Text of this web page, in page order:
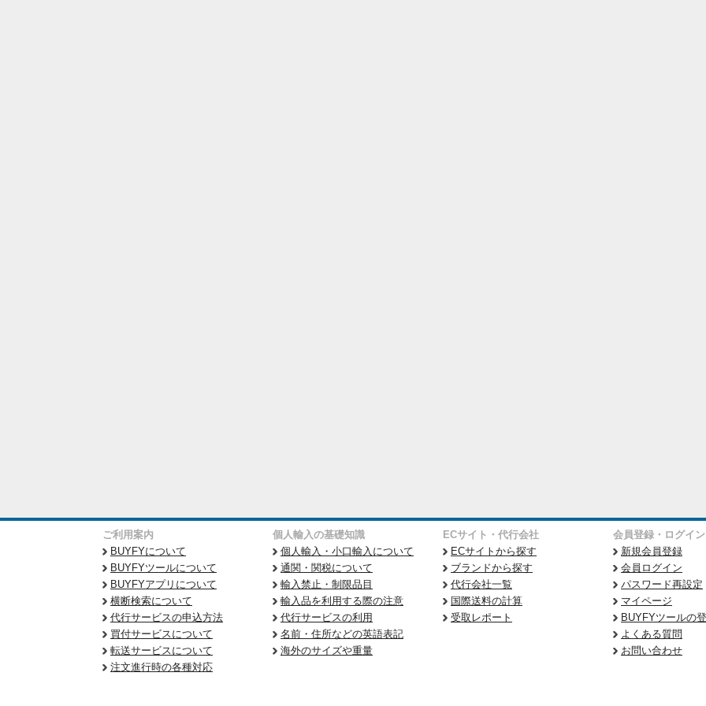
ご利用案内
BUYFYについて
BUYFYツールについて
BUYFYアプリについて
横断検索について
代行サービスの申込方法
買付サービスについて
転送サービスについて
注文進行時の各種対応
個人輸入の基礎知識
個人輸入・小口輸入について
通関・関税について
輸入禁止・制限品目
輸入品を利用する際の注意
代行サービスの利用
名前・住所などの英語表記
海外のサイズや重量
ECサイト・代行会社
ECサイトから探す
ブランドから探す
代行会社一覧
国際送料の計算
受取レポート
会員登録・ログイン
新規会員登録
会員ログイン
パスワード再設定
マイページ
BUYFYツールの
よくある質問
お問い合わせ